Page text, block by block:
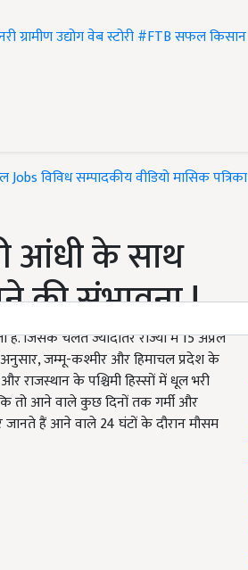
ग्रामीण उद्योगवेब स्टोरी#FTBसफल किसान
Jobsविविधसम्पादकीयवीडियोमासिक पत्रिका
आंधी के साथ
की संभावना !
जिसके चलते ज्यादातर राज्यों में 15 अप्रैल
जम्मू-कश्मीर और हिमाचल प्रदेश के
राजस्थान के पश्चिमी हिस्सों में धूल भरी
तो आने वाले कुछ दिनों तक गर्मी और
हैं आने वाले 24 घंटों के दौरान मौसम